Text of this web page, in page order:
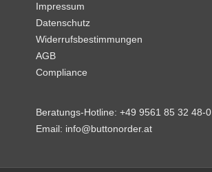
Euroloch-Aufhänger
Postkarte
Impressum
Datenschutz
Widerrufsbestimmungen
AGB
Compliance
Beratungs-Hotline:+49 9561 85 32 48-0
Email: info@buttonorder.at